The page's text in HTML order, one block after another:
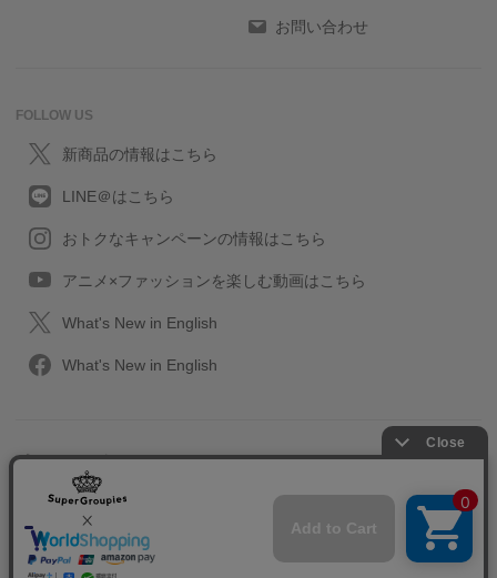
お問い合わせ
FOLLOW US
新商品の情報はこちら
LINE＠はこちら
おトクなキャンペーンの情報はこちら
アニメ×ファッションを楽しむ動画はこちら
What's New in English
What's New in English
プライバシーポリシー
特定取引に関する法律
会社情報/採用情報